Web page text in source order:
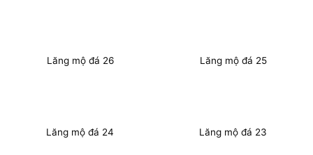
Lăng mộ đá 26 Lăng mộ đá 25
Lăng mộ đá 24 Lăng mộ đá 23